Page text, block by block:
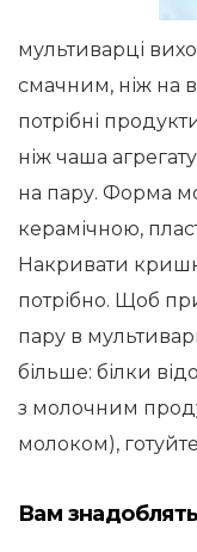
мультиварці
смачним, ніж на
потрібні
ніж чаша
на пару. Форма
керамічною,
Накривати
потрібно. Щоб
пару в
більше: білки
з молочним
молоком),
Вам